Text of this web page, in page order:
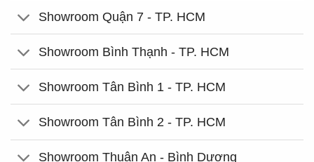
Showroom Quận 7 - TP. HCM
Showroom Bình Thạnh - TP. HCM
Showroom Tân Bình 1 - TP. HCM
Showroom Tân Bình 2 - TP. HCM
Showroom Thuận An - Bình Dương